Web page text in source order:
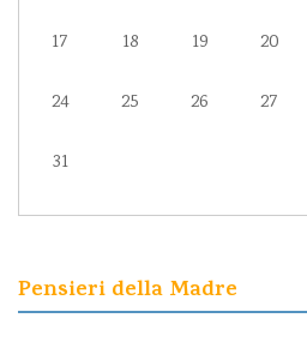
17 18 19 20
24 25 26 27
31
Pensieri della Madre